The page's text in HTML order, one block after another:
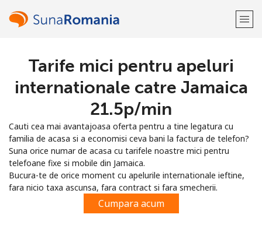
Bine-ai venit!
Inregistreaza-te cu
sau
Tarife mici pentru apeluri
internationale catre Jamaica
⁦21.5p⁩/min
Cauti cea mai avantajoasa oferta pentru a tine legatura cu
familia de acasa si a economisi ceva bani la factura de telefon?
Suna orice numar de acasa cu tarifele noastre mici pentru
telefoane fixe si mobile din Jamaica.
Bucura-te de orice moment cu apelurile internationale ieftine,
fara nicio taxa ascunsa, fara contract si fara smecherii.
Cumpara acum